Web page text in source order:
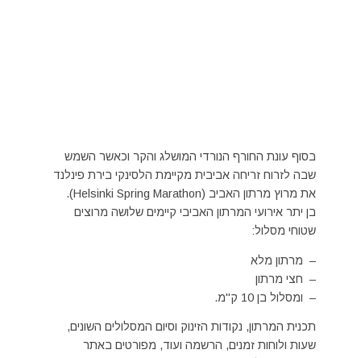
בסוף עונת החורף הנורדי המושלג והקר וכאשר השמש
שבה לזרוח זריחה אביבית מקיימת הלסינקי בירת פינלנד
את מרוץ מרתון האביב (Helsinki Spring Marathon
).
בן יתר אירועי המרתון האביבי קיימים שלושה מרוצים
שטוחי מסלול:
– מרתון מלא
– חצי מרתון
– ומסלול בן 10 ק"מ.
תכנית המרתון, נקודות הזינוק וסיום המסלולים השונים,
שעות ולוחות זמנים, הרשמה ועוד, מפורטים באתר